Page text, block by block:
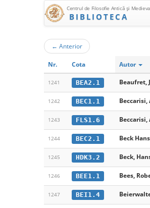
Centrul de Filosofie Antică şi
BIBLIOTECA
← Anterior
Nr. Cota Autor
1241 BEA2.1 Beaufret,
1242 BEC1.1
1243 FLS1.6 Beccarisi,
1244 BEC2.1 Beck
1245 HDK3.2 Beck,
1246 BEE1.1 Bees,
1247 BEI1.4